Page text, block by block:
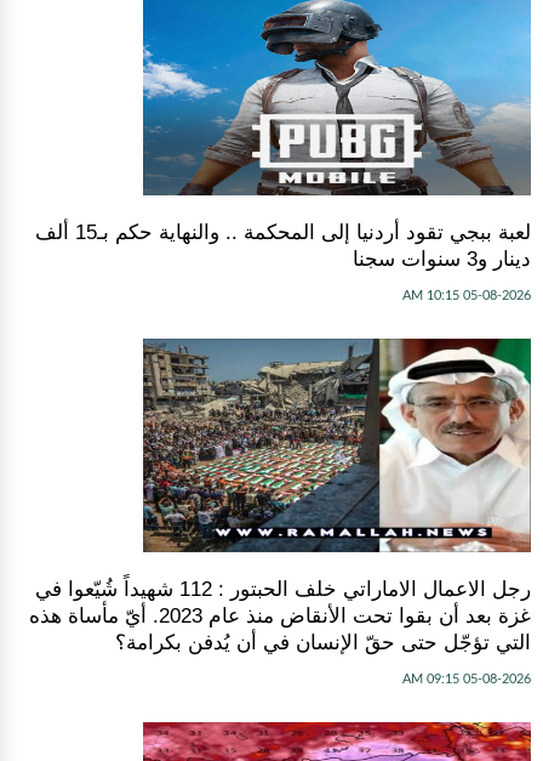
لعبة ببجي تقود أردنيا إلى المحكمة .. والنهاية حكم بـ15 ألف
دينار و3 سنوات سجنا
05-08-2026 10:15 AM
رجل الاعمال الاماراتي خلف الحبتور : 112 شهيداً شُيّعوا في
‫غزة‬ بعد أن بقوا تحت الأنقاض منذ عام 2023. أيّ مأساة هذه
التي تؤجّل حتى حقّ الإنسان في أن يُدفن بكرامة؟
05-08-2026 09:15 AM